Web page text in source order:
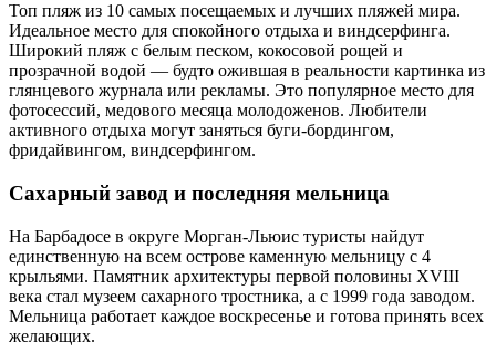
Топ пляж из 10 самых посещаемых и лучших пляжей мира.
Идеальное место для спокойного отдыха и виндсерфинга.
Широкий пляж с белым песком, кокосовой рощей и
прозрачной водой — будто ожившая в реальности картинка из
глянцевого журнала или рекламы. Это популярное место для
фотосессий, медового месяца молодоженов. Любители
активного отдыха могут заняться буги-бордингом,
фридайвингом, виндсерфингом.
Сахарный завод и последняя мельница
На Барбадосе в округе Морган-Льюис туристы найдут
единственную на всем острове каменную мельницу с 4
крыльями. Памятник архитектуры первой половины XVIII
века стал музеем сахарного тростника, а с 1999 года заводом.
Мельница работает каждое воскресенье и готова принять всех
желающих.